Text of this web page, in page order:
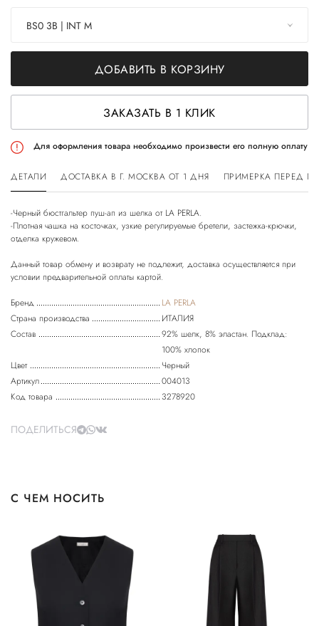
BS0 3B | INT M
ДОБАВИТЬ В КОРЗИНУ
ЗАКАЗАТЬ В 1 КЛИК
Для оформления товара необходимо произвести его полную оплату
ДЕТАЛИ ДОСТАВКА В Г. МОСКВА ОТ 1 ДНЯ ПРИМЕРКА ПЕРЕД
-Черный бюстгальтер пуш-ап из шелка от LA PERLA.
-Плотная чашка на косточках, узкие регулируемые бретели, застежка-крючки,
отделка кружевом.
Данный товар обмену и возврату не подлежит, доставка осуществляется при
Бренд
LA PERLA
Страна производства
ИТАЛИЯ
Состав
92% шелк, 8% эластан. Подклад:
100% хлопок
Цвет
Черный
Артикул
004013
Код товара
3278920
ПОДЕЛИТЬСЯ
С ЧЕМ НОСИТЬ